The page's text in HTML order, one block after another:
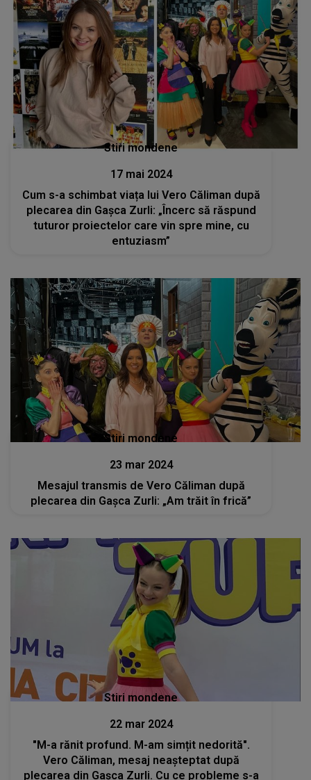
Stiri mondene
17 mai 2024
Cum s-a schimbat viața lui Vero Căliman după
plecarea din Gașca Zurli: „Încerc să răspund
tuturor proiectelor care vin spre mine, cu
entuziasm”
Stiri mondene
23 mar 2024
Mesajul transmis de Vero Căliman după
plecarea din Gașca Zurli: „Am trăit în frică”
Stiri mondene
22 mar 2024
"M-a rănit profund. M-am simțit nedorită".
Vero Căliman, mesaj neașteptat după
plecarea din Gașca Zurli. Cu ce probleme s-a